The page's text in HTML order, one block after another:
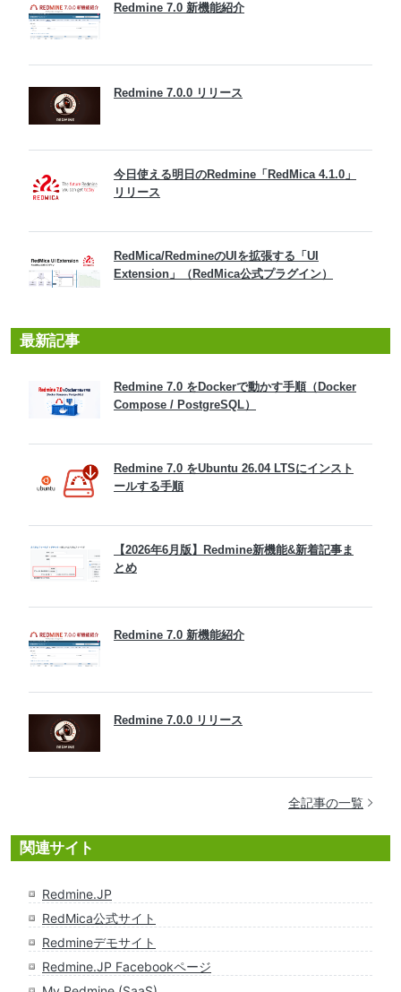
Redmine 7.0 新機能紹介
Redmine 7.0.0 リリース
今日使える明日のRedmine「RedMica 4.1.0」
リリース
RedMica/RedmineのUIを拡張する「UI
Extension」（RedMica公式プラグイン）
最新記事
Redmine 7.0 をDockerで動かす手順（Docker
Compose / PostgreSQL）
Redmine 7.0 をUbuntu 26.04 LTSにインスト
ールする手順
【2026年6月版】Redmine新機能&新着記事ま
とめ
Redmine 7.0 新機能紹介
Redmine 7.0.0 リリース
全記事の一覧
関連サイト
Redmine.JP
RedMica公式サイト
Redmineデモサイト
Redmine.JP Facebookページ